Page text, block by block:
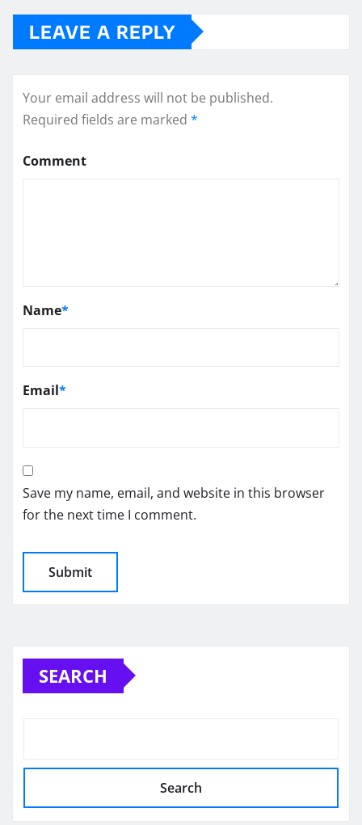
LEAVE A REPLY
Your email address will not be published.
Required fields are marked *
Comment
Name*
Email*
Save my name, email, and website in this browser
for the next time I comment.
SEARCH
Search